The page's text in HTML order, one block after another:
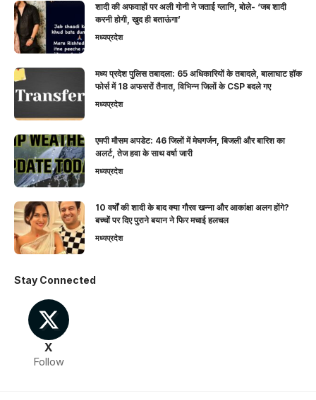
शादी की अफवाहों पर अली गोनी ने जताई ग्लानि, बोले- ‘जब शादी
करनी होगी, खुद ही बताऊंगा’
मध्यप्रदेश
मध्य प्रदेश पुलिस तबादला: 65 अधिकारियों के तबादले, बालाघाट हॉक
फोर्स में 18 अफसरों तैनात, विभिन्न जिलों के CSP बदले गए
मध्यप्रदेश
एमपी मौसम अपडेट: 46 जिलों में मेघगर्जन, बिजली और बारिश का
अलर्ट, तेज हवा के साथ वर्षा जारी
मध्यप्रदेश
10 वर्षों की शादी के बाद क्या गौरव खन्ना और आकांक्षा अलग होंगे?
बच्चों पर दिए पुराने बयान ने फिर मचाई हलचल
मध्यप्रदेश
Stay Connected
X
Follow